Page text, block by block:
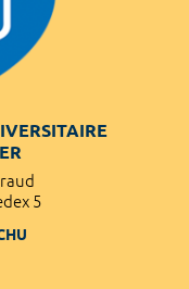
5